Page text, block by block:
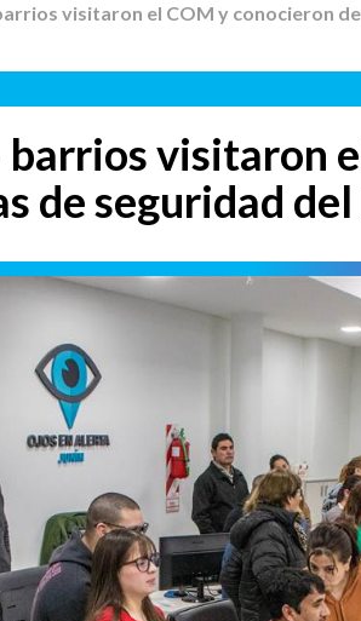
visitaron el COM y conocieron
barrios visitaron
de seguridad